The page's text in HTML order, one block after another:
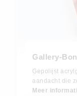
Gallery-
Gepolijst
aandacht die
Meer